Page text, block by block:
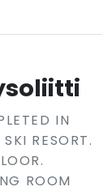
IN
RESORT.
ROOM